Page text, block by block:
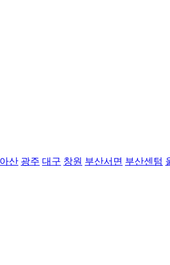
산 광주 대구 창원 부산서면 부산센텀